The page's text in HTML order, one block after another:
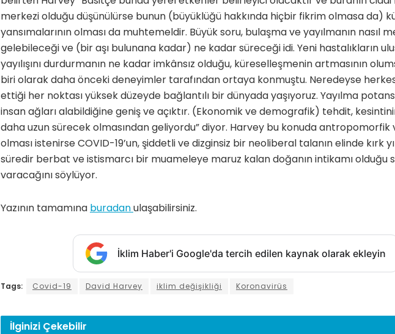
merkezi olduğu düşünülürse bunun (büyüklüğü hakkında hiçbir fikrim olmasa da)
yansımalarının olması da muhtemeldir. Büyük soru, bulaşma ve yayılmanın nasıl
gelebileceği ve (bir aşı bulunana kadar) ne kadar süreceği idi. Yeni hastalıkların
yayılışını durdurmanın ne kadar imkânsız olduğu, küreselleşmenin artmasının
biri olarak daha önceki deneyimler tarafından ortaya konmuştu. Neredeyse
ettiği her noktası yüksek düzeyde bağlantılı bir dünyada yaşıyoruz. Yayılma
insan ağları alabildiğine geniş ve açıktır. (Ekonomik ve demografik) tehdit,
daha uzun sürecek olmasından geliyordu” diyor. Harvey bu konuda
olması istenirse COVID-19’un, şiddetli ve dizginsiz bir neoliberal talanın elinde kırk
süredir berbat ve istismarcı bir muameleye maruz kalan doğanın intikamı olduğu
varacağını söylüyor.
Yazının tamamına buradanulaşabilirsiniz.
İklim Haber'i Google'da tercih edilen kaynak olarak ekleyin
Tags: Covid-19 David Harvey iklim değişikliği Koronavirüs
İlginizi Çekebilir